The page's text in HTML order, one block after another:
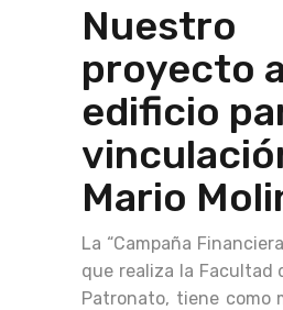
Nuestro
proyecto
edificio
Mario
La “Campaña
que realiza la Facultad
Patronato, tiene como